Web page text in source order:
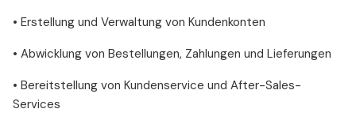
• Erstellung und Verwaltung von Kundenkonten
• Abwicklung von Bestellungen, Zahlungen und Lieferungen
• Bereitstellung von Kundenservice und After-Sales-
Services